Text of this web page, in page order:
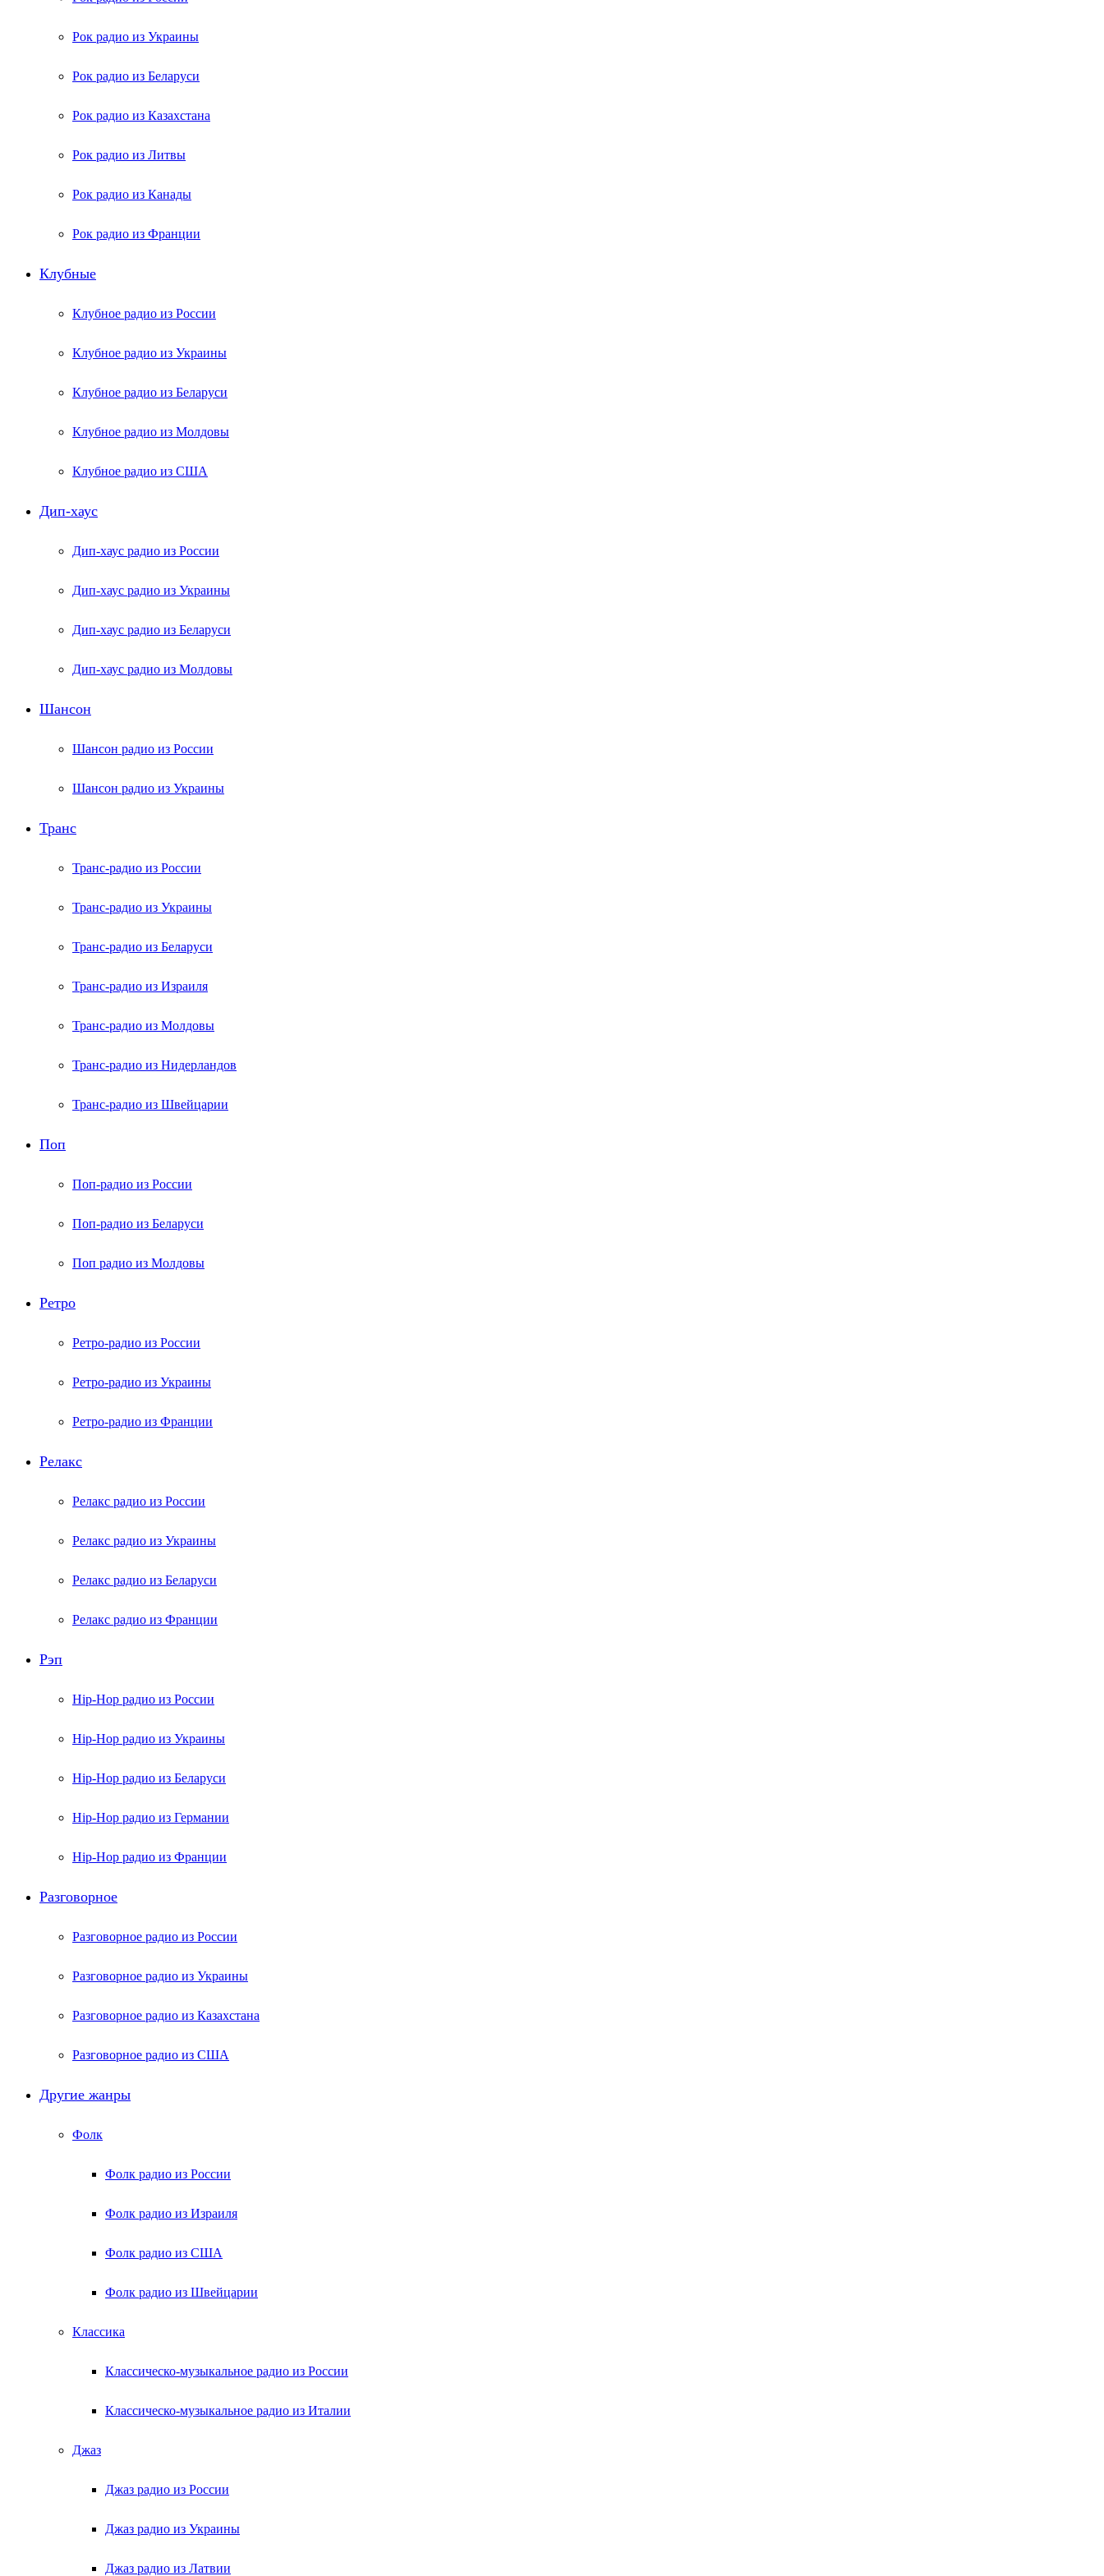
Рок радио из Украины
Рок радио из Беларуси
Рок радио из Казахстана
Рок радио из Литвы
Рок радио из Канады
Рок радио из Франции
Клубные
Клубное радио из России
Клубное радио из Украины
Клубное радио из Беларуси
Клубное радио из Молдовы
Клубное радио из США
Дип-хаус
Дип-хаус радио из России
Дип-хаус радио из Украины
Дип-хаус радио из Беларуси
Дип-хаус радио из Молдовы
Шансон
Шансон радио из России
Шансон радио из Украины
Транс
Транс-радио из России
Транс-радио из Украины
Транс-радио из Беларуси
Транс-радио из Израиля
Транс-радио из Молдовы
Транс-радио из Нидерландов
Транс-радио из Швейцарии
Поп
Поп-радио из России
Поп-радио из Беларуси
Поп радио из Молдовы
Ретро
Ретро-радио из России
Ретро-радио из Украины
Ретро-радио из Франции
Релакс
Релакс радио из России
Релакс радио из Украины
Релакс радио из Беларуси
Релакс радио из Франции
Рэп
Hip-Hop радио из России
Hip-Hop радио из Украины
Hip-Hop радио из Беларуси
Hip-Hop радио из Германии
Hip-Hop радио из Франции
Разговорное
Разговорное радио из России
Разговорное радио из Украины
Разговорное радио из Казахстана
Разговорное радио из США
Другие жанры
Фолк
Фолк радио из России
Фолк радио из Израиля
Фолк радио из США
Фолк радио из Швейцарии
Классика
Классическо-музыкальное радио из России
Классическо-музыкальное радио из Италии
Джаз
Джаз радио из России
Джаз радио из Украины
Джаз радио из Латвии